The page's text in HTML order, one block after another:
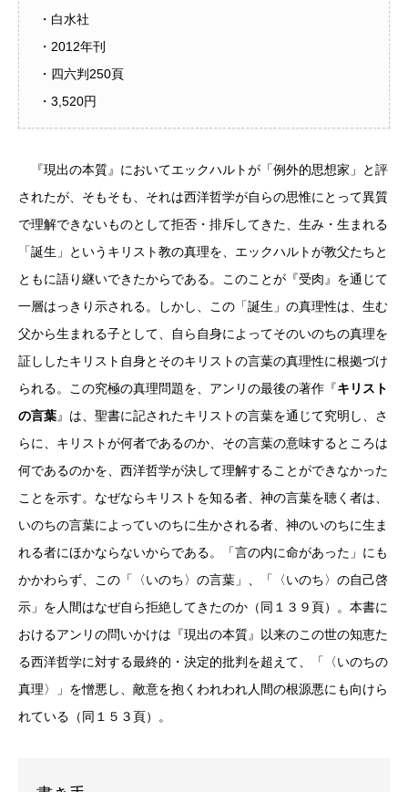
・白水社
・2012年刊
・四六判250頁
・3,520円
『現出の本質』においてエックハルトが「例外的思想家」と評
されたが、そもそも、それは西洋哲学が自らの思惟にとって異質
で理解できないものとして拒否・排斥してきた、生み・生まれる
「誕生」というキリスト教の真理を、エックハルトが教父たちと
ともに語り継いできたからである。このことが『受肉』を通じて
一層はっきり示される。しかし、この「誕生」の真理性は、生む
父から生まれる子として、自ら自身によってそのいのちの真理を
証ししたキリスト自身とそのキリストの言葉の真理性に根拠づけ
られる。この究極の真理問題を、アンリの最後の著作『キリスト
の言葉』は、聖書に記されたキリストの言葉を通じて究明し、さ
らに、キリストが何者であるのか、その言葉の意味するところは
何であるのかを、西洋哲学が決して理解することができなかった
ことを示す。なぜならキリストを知る者、神の言葉を聴く者は、
いのちの言葉によっていのちに生かされる者、神のいのちに生ま
れる者にほかならないからである。「言の内に命があった」にも
かかわらず、この「〈いのち〉の言葉」、「〈いのち〉の自己啓
示」を人間はなぜ自ら拒絶してきたのか（同１３９頁）。本書に
おけるアンリの問いかけは『現出の本質』以来のこの世の知恵た
る西洋哲学に対する最終的・決定的批判を超えて、「〈いのちの
真理〉」を憎悪し、敵意を抱くわれわれ人間の根源悪にも向けら
れている（同１５３頁）。